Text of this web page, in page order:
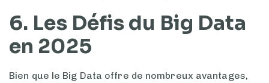
6. Les Défis du Big Data
en 2025
Bien que le Big Data offre de nombreux avantages,